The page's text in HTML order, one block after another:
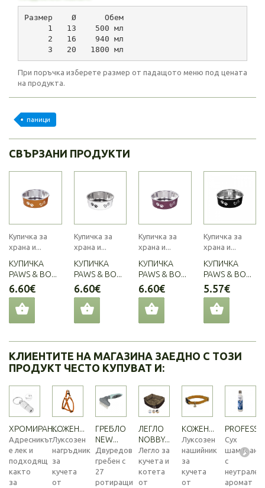
Размер    Ø      Обем
     1   13    500 мл
     2   16    940 мл
     3   20   1800 мл
При поръчка изберете размер от падащото меню под цената
на продукта.
паници
СВЪРЗАНИ ПРОДУКТИ
Купичка за
храна и...
КУПИЧКА
PAWS & BO...
6.60€
Купичка за
храна и...
КУПИЧКА
PAWS & BO...
6.60€
Купичка за
храна и...
КУПИЧКА
PAWS & BO...
6.60€
Купичка за
храна и...
КУПИЧКА
PAWS & BO...
5.57€
КЛИЕНТИТЕ НА МАГАЗИНА ЗАЕДНО С ТОЗИ
ПРОДУКТ ЧЕСТО КУПУВАТ И:
ХРОМИРАН...
Адресникът
е лек и
подходящ
както
за
КОЖЕН...
Луксозен
нагръдник
за
кучета
от
ГРЕБЛО
NEW...
Двуредов
гребен с
27
ротиращи
ЛЕГЛО
NOBBY...
Легло за
кучета и
котета
от
КОЖЕН...
Луксозен
нашийник
за
кучета
от
Сух
шампоан
с
неутрален
аромат